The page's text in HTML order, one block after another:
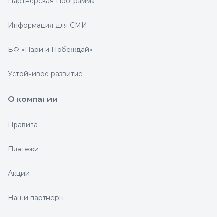
Информация для СМИ
БФ «Пари и Побеждай»
Устойчивое развитие
О компании
Правила
Платежи
Акции
Наши партнеры